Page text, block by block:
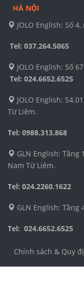
HÀ NỘI
JOLO English: Số
Tel: 037.264.5065
JOLO English:
Tel: 024.6652.6525
JOLO English:
Từ Liêm.
Tel: 0988.313.868
GLN English:
Nam Từ Liêm.
Tel: 024.2260.1622
GLN English: Tầng
Tel: 024.6652.6525
Chính sách & Quy